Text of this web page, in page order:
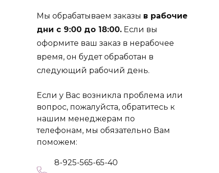
Мы обрабатываем заказы в рабочие
дни с 9:00 до 18:00. Если вы
оформите ваш заказ в нерабочее
время, он будет обработан в
следующий рабочий день.
Если у Вас возникла проблема или
вопрос, пожалуйста, обратитесь к
нашим менеджерам по
телефонам, мы обязательно Вам
поможем:
8-925-565-65-40